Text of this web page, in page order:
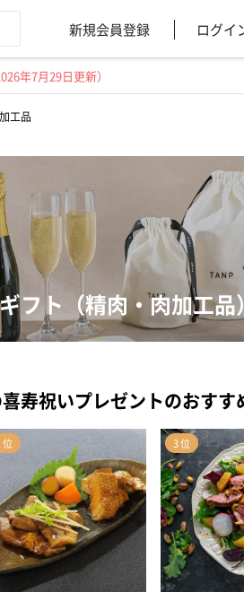
新規会員登録 ログイ
年7月29日更新）
工品
フト（精肉・肉加工
寿祝いプレゼントのおすす